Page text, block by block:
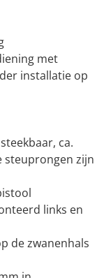
met
installatie op
ca.
steuprongen zijn
links en
de zwanenhals